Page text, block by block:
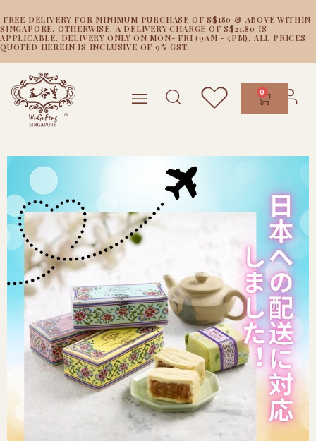
FREE DELIVERY FOR MINIMUM PURCHASE OF S$180 & ABOVE WITHIN
SINGAPORE. OTHERWISE, A DELIVERY CHARGE OF S$21.80 IS
APPLICABLE. DELIVERY ONLY ON MON- FRI (9AM - 5PM). ALL PRICES
QUOTED HEREIN IS INCLUSIVE OF 9% GST.
0